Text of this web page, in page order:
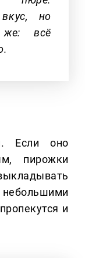
но
же: всё
Если оно
пирожки
и